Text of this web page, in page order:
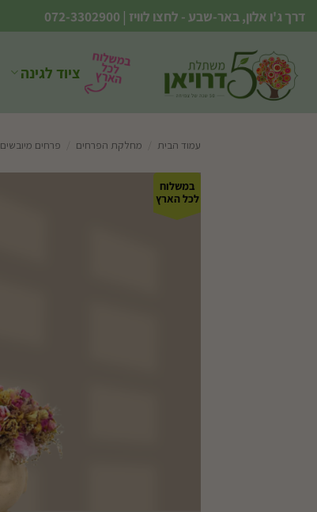
Skip
to
content
דרך ג'ו אלון, באר-שבע - לחצו לוויז |
072-3302900
ציוד לגינה
עמוד הבית מחלקת הפרחים פרחים מיובשים
במשלוח
לכל הארץ